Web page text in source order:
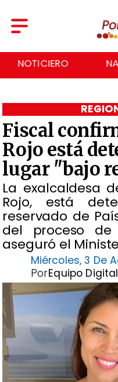
Fiscal
Rojo está
lugar "bajo
La exalcaldesa
Rojo, está
reservado de
del proceso de
aseguró el
Miércoles, 3 De
Equipo Digital
Por